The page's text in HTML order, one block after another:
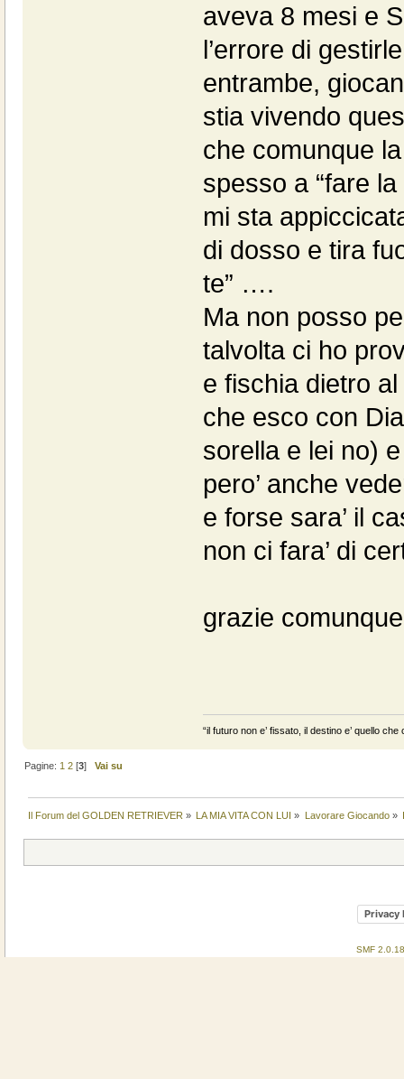
aveva 8 mesi e
l’errore di
entrambe,
stia vivendo
che comunque
spesso a “fare
mi sta
di dosso e tira
te” ….
Ma non posso
talvolta ci ho
e fischia dietro
che esco con
sorella e lei no)
pero’ anche
e forse sara’ il
non ci fara’ di
grazie
“il futuro non e’ fissato, il destino e’ quello
Pagine: 1 2 [3]Vai su
Il Forum del GOLDEN RETRIEVER » LA MIA VITA CON LUI » Lavorare Giocando»
Privacy
SMF 2.0.18